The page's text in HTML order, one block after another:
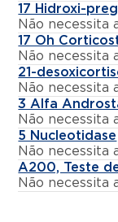
17 Hidroxi-
Não necessita
17 Oh
Não necessita
21-
Não necessita
3 Alfa
Não necessita
5 Nucleotidase
Não necessita
A200, Teste
Não necessita